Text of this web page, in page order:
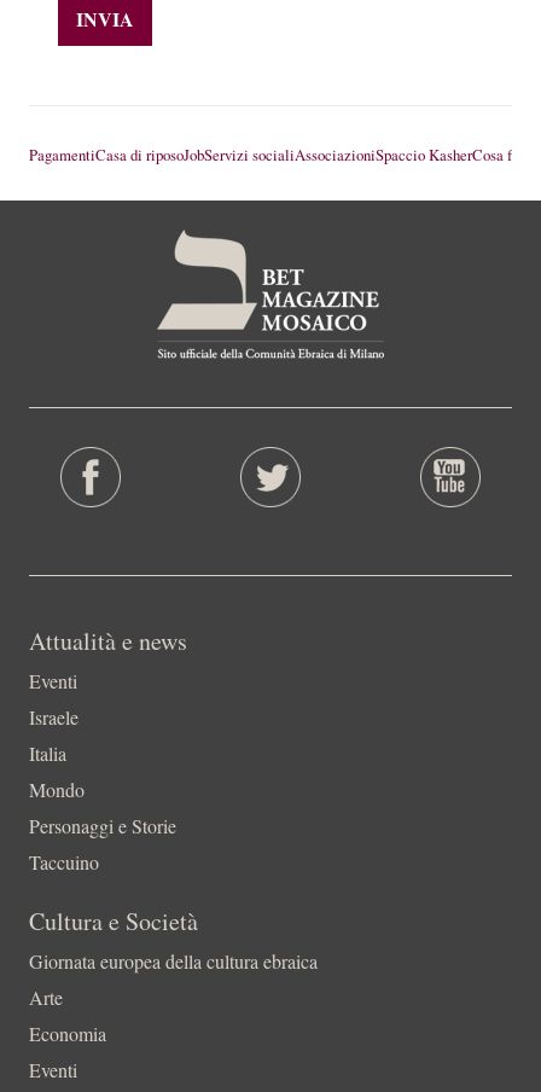
PagamentiCasa di riposoJobServizi socialiAssociazioniSpaccio KasherCosa fare
Attualità e news
Eventi
Israele
Italia
Mondo
Personaggi e Storie
Taccuino
Cultura e Società
Giornata europea della cultura ebraica
Arte
Economia
Eventi